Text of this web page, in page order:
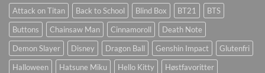
Attack on Titan Back to School Blind Box BT21
BTS
Buttons
Chainsaw Man Cinnamoroll
Death Note
Demon Slayer
Disney Dragon Ball Genshin Impact
Glutenfri
Halloween
Hatsune Miku Hello Kitty
Høstfavoritter